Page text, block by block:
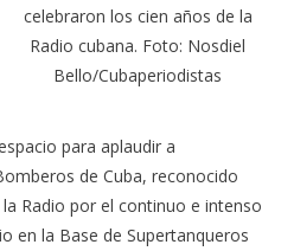
celebraron los cien años de la
Radio cubana. Foto: Nosdiel
Bello/Cubaperiodistas
para aplaudir a
de Cuba, reconocido
Radio por el continuo e intenso
en la Base de Supertanqueros